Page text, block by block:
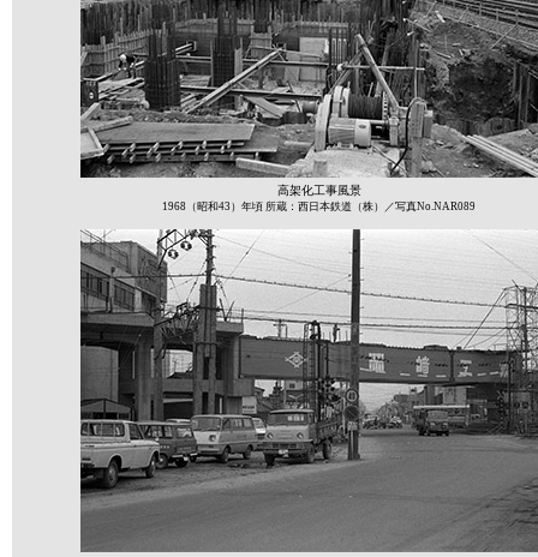
高架化工事風景
1968（昭和43）年頃 所蔵：西日本鉄道（株）／写真No.NAR089